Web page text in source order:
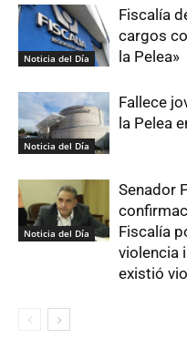
Noticia del Día
Fiscalía
cargos
la Pelea»
Noticia del Día
Fallece
la Pelea
Noticia del Día
Senador
Fiscalía
violencia
existió